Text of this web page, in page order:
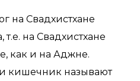
на Свадхистхане
т.е. на Свадхистхане
как и на Аджне.
кишечник называют